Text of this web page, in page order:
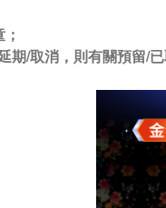
期/取消，則有關預留/